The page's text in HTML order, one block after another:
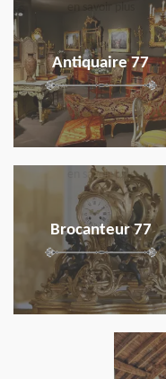
Antiquaire 77
en savoir plus
Brocanteur 77
en savoir plus